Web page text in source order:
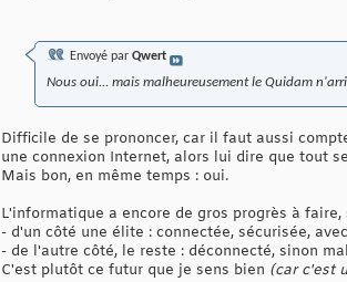
Envoyé par Qwert
Nous oui... mais malheureusement le Quidam
Difficile de se prononcer, car il faut aussi
une connexion Internet, alors lui dire que tout
Mais bon, en même temps : oui.
L'informatique a encore de gros progrès à
- d'un côté une élite : connectée, sécurisée,
- de l'autre côté, le reste : déconnecté, sinon
C'est plutôt ce futur que je sens bien (car c'est